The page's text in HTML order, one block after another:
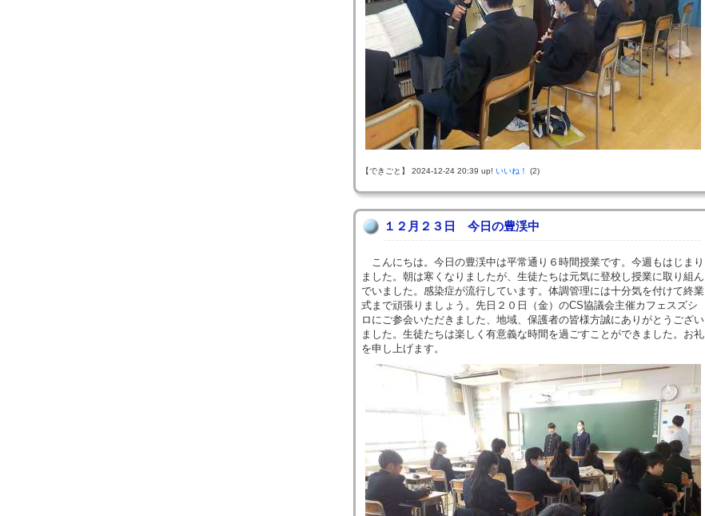
【できごと】 2024-12-24 20:39 up! いいね！ (2)
１２月２３日 今日の豊渓中
こんにちは。今日の豊渓中は平常通り６時間授業です。今週もはじまり
ました。朝は寒くなりましたが、生徒たちは元気に登校し授業に取り組ん
でいました。感染症が流行しています。体調管理には十分気を付けて終業
式まで頑張りましょう。先日２０日（金）のCS協議会主催カフェスズシ
ロにご参会いただきました、地域、保護者の皆様方誠にありがとうござい
ました。生徒たちは楽しく有意義な時間を過ごすことができました。お礼
を申し上げます。